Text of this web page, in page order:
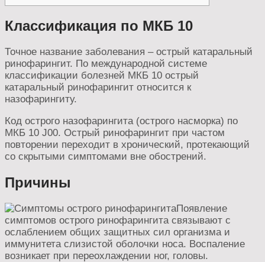
Классификация по МКБ 10
Точное название заболевания – острый катаральный
ринофарингит. По международной системе
классификации болезней МКБ 10 острый
катаральный ринофарингит относится к
назофарингиту.
Код острого назофарингита (острого насморка) по
МКБ 10 J00. Острый ринофарингит при частом
повторении переходит в хронический, протекающий
со скрытыми симптомами вне обострений.
Причины
Появление
симптомов острого ринофарингита связывают с
ослаблением общих защитных сил организма и
иммунитета слизистой оболочки носа. Воспаление
возникает при переохлаждении ног, головы.